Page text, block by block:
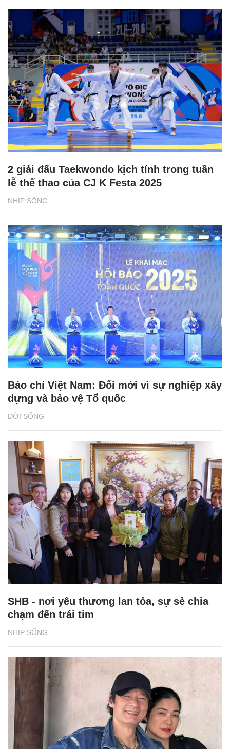
NHỊP SỐNG
2 giải đấu Taekwondo kịch tính trong tuần
lễ thể thao của CJ K Festa 2025
ĐỜI SỐNG
Báo chí Việt Nam: Đổi mới vì sự nghiệp xây
dựng và bảo vệ Tổ quốc
NHỊP SỐNG
SHB - nơi yêu thương lan tỏa, sự sẻ chia
chạm đến trái tim